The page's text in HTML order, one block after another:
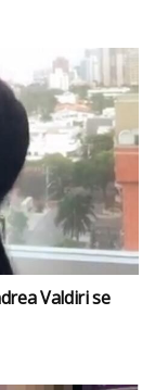
Valdiri se